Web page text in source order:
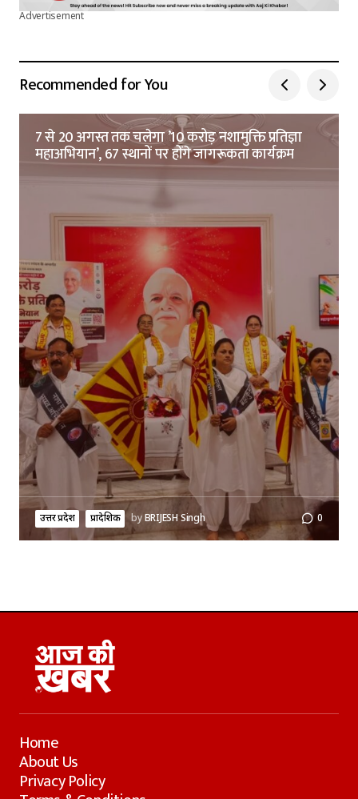
Advertisement
Recommended for You
7 से 20 अगस्त तक चलेगा ’10 करोड़ नशामुक्ति प्रतिज्ञा
महाअभियान’, 67 स्थानों पर होंगे जागरूकता कार्यक्रम
उत्तर प्रदेश प्रादेशिक byBRIJESH Singh 0
Home
About Us
Privacy Policy